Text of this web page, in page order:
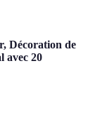
Décoration de
avec 20